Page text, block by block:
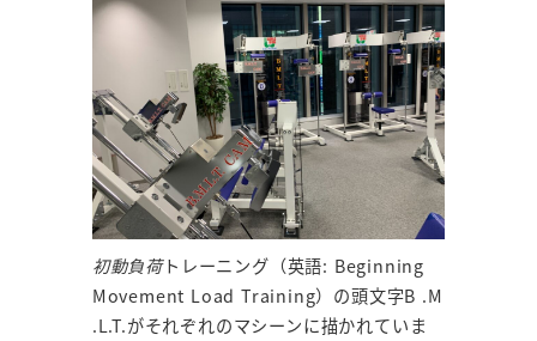
初動負荷トレーニング（英語: Beginning
Movement Load Training）の頭文字B .M
.L.T.がそれぞれのマシーンに描かれていま